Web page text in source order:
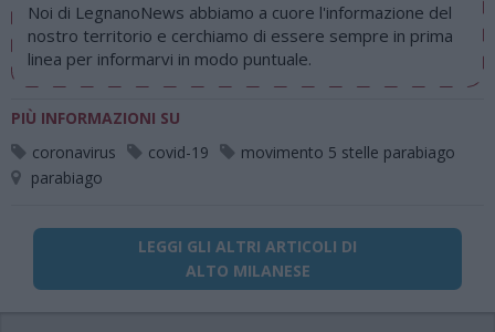
Noi di LegnanoNews abbiamo a cuore l'informazione del
nostro territorio e cerchiamo di essere sempre in prima
linea per informarvi in modo puntuale.
PIÙ INFORMAZIONI SU
coronavirus
covid-19
movimento 5 stelle parabiago
parabiago
LEGGI GLI ALTRI ARTICOLI DI
ALTO MILANESE